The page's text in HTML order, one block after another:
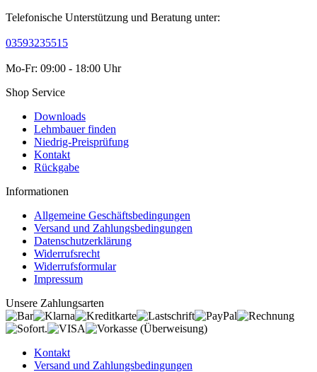
Telefonische Unterstützung und Beratung unter:
03593235515
Mo-Fr: 09:00 - 18:00 Uhr
Shop Service
Downloads
Lehmbauer finden
Niedrig-Preisprüfung
Kontakt
Rückgabe
Informationen
Allgemeine Geschäftsbedingungen
Versand und Zahlungsbedingungen
Datenschutzerklärung
Widerrufsrecht
Widerrufsformular
Impressum
Unsere Zahlungsarten
Kontakt
Versand und Zahlungsbedingungen